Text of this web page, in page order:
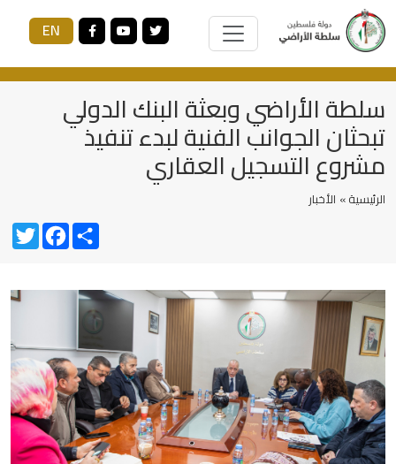
EN
سلطة الأراضي وبعثة البنك الدولي
تبحثان الجوانب الفنية لبدء تنفيذ
مشروع التسجيل العقاري
الرئيسية » الأخبار
FacebookShare